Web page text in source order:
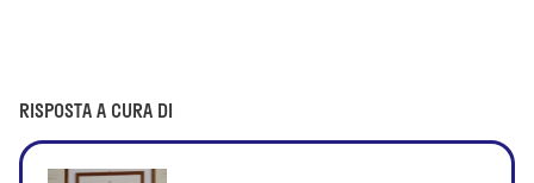
RISPOSTA A CURA DI